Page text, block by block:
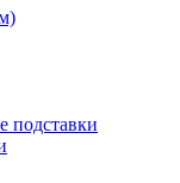
подставки